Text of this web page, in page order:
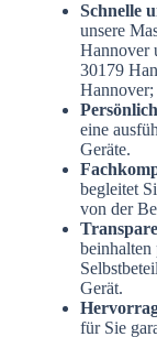
Schnelle
unsere
Hannover
30179
Hannover;
eine
Geräte.
begleitet
von der
beinhalten
Gerät.
für Sie